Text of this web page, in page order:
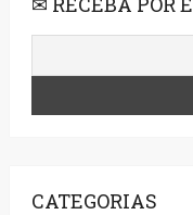
CATEGORIAS